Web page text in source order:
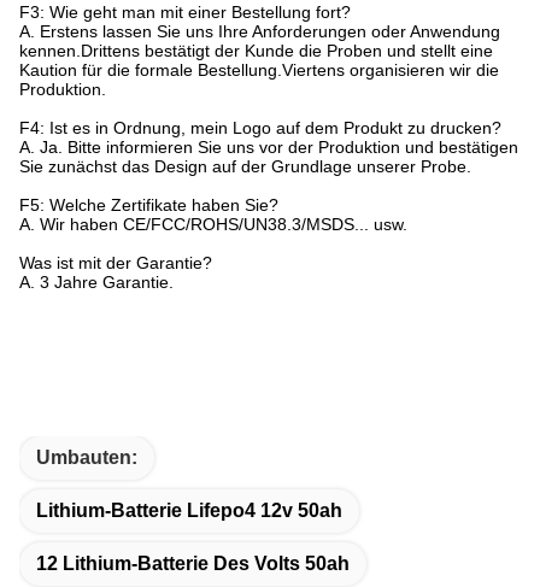
F3: Wie geht man mit einer Bestellung fort?
A. Erstens lassen Sie uns Ihre Anforderungen oder Anwendung
kennen.Drittens bestätigt der Kunde die Proben und stellt eine
Kaution für die formale Bestellung.Viertens organisieren wir die
Produktion.
F4: Ist es in Ordnung, mein Logo auf dem Produkt zu drucken?
A. Ja. Bitte informieren Sie uns vor der Produktion und bestätigen
Sie zunächst das Design auf der Grundlage unserer Probe.
F5: Welche Zertifikate haben Sie?
A. Wir haben CE/FCC/ROHS/UN38.3/MSDS... usw.
Was ist mit der Garantie?
A. 3 Jahre Garantie.
Umbauten:
Lithium-Batterie Lifepo4 12v 50ah
12 Lithium-Batterie Des Volts 50ah